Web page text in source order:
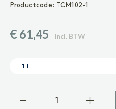
Geoliede vloer
Binnenhout
Productcode: TCM102-1
€ 61,45 Incl. BTW
1 l